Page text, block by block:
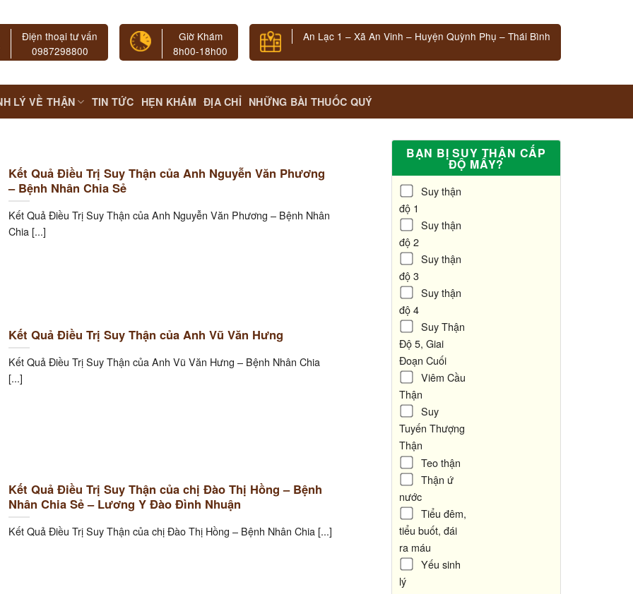
Điện thoại tư vấn
0987298800
Giờ Khám
8h00-18h00
An Lạc 1 – Xã An Vinh – Huyện Quỳnh Phụ – Thái Bình
LÝ VỀ THẬN TIN TỨC HẸN KHÁM ĐỊA CHỈ NHỮNG BÀI THUỐC QUÝ
Kết Quả Điều Trị Suy Thận của Anh Nguyễn Văn Phương
– Bệnh Nhân Chia Sẻ
Kết Quả Điều Trị Suy Thận của Anh Nguyễn Văn Phương – Bệnh Nhân
Chia [...]
Kết Quả Điều Trị Suy Thận của Anh Vũ Văn Hưng
Kết Quả Điều Trị Suy Thận của Anh Vũ Văn Hưng – Bệnh Nhân Chia
[...]
Kết Quả Điều Trị Suy Thận của chị Đào Thị Hồng – Bệnh
Nhân Chia Sẻ – Lương Y Đào Đình Nhuận
Kết Quả Điều Trị Suy Thận của chị Đào Thị Hồng – Bệnh Nhân Chia [...]
BẠN BỊ SUY THẬN CẤP
ĐỘ MẤY?
Suy thận
độ 1
Suy thận
độ 2
Suy thận
độ 3
Suy thận
độ 4
Suy Thận
Độ 5, Giai
Đoạn Cuối
Viêm Cầu
Thận
Suy
Tuyến Thượng
Thận
Teo thận
Thận ứ
nước
Tiểu đêm,
tiểu buốt, đái
ra máu
Yếu sinh
lý